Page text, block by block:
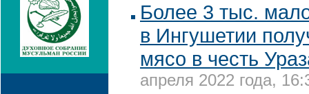
Более 3 тыс.
в Ингушетии
мясо в честь
апреля 2022 года,